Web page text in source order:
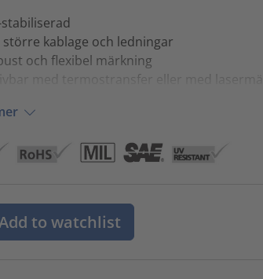
stabiliserad
större kablage och ledningar
och flexibel märkning
med termostransfer eller med
to watchlist